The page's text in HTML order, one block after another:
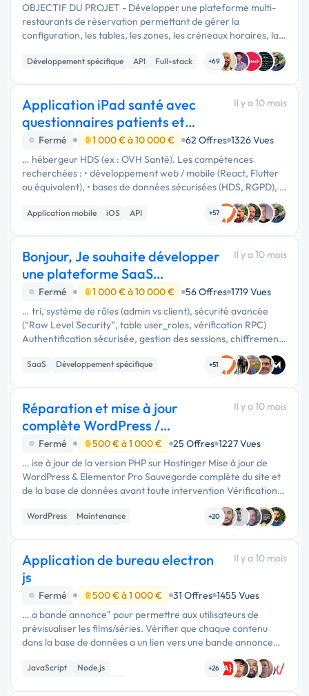
OBJECTIF DU PROJET - Développer une plateforme multi-
restaurants de réservation permettant de gérer la
configuration, les tables, les zones, les créneaux horaires, la
capacité d’accueil, ainsi que les utilisateurs et leurs rôles. - Le
système fonc...
Développement spécifique API Full-stack +69
Application iPad santé avec
questionnaires patients et
stockage HDS
Il y a 10 mois
Fermé 1 000 € à 10 000 € 62 Offres 1326 Vues
… hébergeur HDS (ex : OVH Santé). Les compétences
recherchées : • développement web / mobile (React, Flutter
ou équivalent), • bases de données sécurisées (HDS, RGPD), •
UX simple et médicale, • intégration API ou back-end
sécurisé. Le projet …
Application mobile iOS API +57
Bonjour, Je souhaite développer
une plateforme SaaS
permettant aux en
Il y a 10 mois
Fermé 1 000 € à 10 000 € 56 Offres 1719 Vues
… tri, système de rôles (admin vs client), sécurité avancée
(“Row Level Security”, table user_roles, vérification RPC)
Authentification sécurisée, gestion des sessions, chiffrement
des mots de passe, protection CSRF/XSS, rate limiting. Base
de …
SaaS
Développement spécifique
+51
Réparation et mise à jour
complète WordPress /
Elementor (Hostinger)
Il y a 10 mois
Fermé 500 € à 1 000 € 25 Offres 1227 Vues
… ise à jour de la version PHP sur Hostinger Mise à jour de
WordPress & Elementor Pro Sauvegarde complète du site et
de la base de données avant toute intervention Vérification
de compatibilité des plugins et extensions Activation d’une …
WordPress
Maintenance
+20
Application de bureau electron
js
Il y a 10 mois
Fermé 500 € à 1 000 € 31 Offres 1455 Vues
… a bande annonce" pour permettre aux utilisateurs de
prévisualiser les films/séries. Vérifier que chaque contenu
dans la base de données a un lien vers une bande annonce
(URL externe ou vidéo stockée localement). Implémenter une
expérience …
JavaScript
Node.js
+26